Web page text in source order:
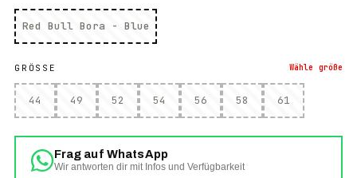
Red Bull Bora - Blue
GRÖSSE Wähle größe
44 49 52 54 56 58 61
Frag auf WhatsApp
Wir antworten dir mit Infos und Verfügbarkeit